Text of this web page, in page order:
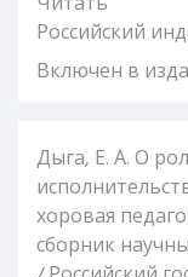
Российский
Включен в
Дыга, Е. А. О
хоровая
сборник